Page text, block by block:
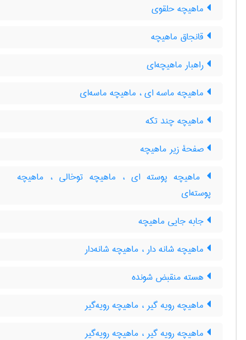
ماهیچه حلقوی
قانجاق ماهیچه
راهبار ماهیچه‌ای
ماهیچه ماسه ای ، ماهیچه ماسه‌ای
ماهیچه چند تکه
صفحۀ زیر ماهیچه
ماهیچه پوسته ای ، ماهیچه توخالی ، ماهیچه
پوسته‌ای
جابه جایی ماهیچه
ماهیچه شانه دار ، ماهیچه شانه‌دار
هسته منقبض شونده
ماهیچه رویه گیر ، ماهیچه رویه‌گیر
ماهیچه رویه گیر ، ماهیچه رویه‌گیر